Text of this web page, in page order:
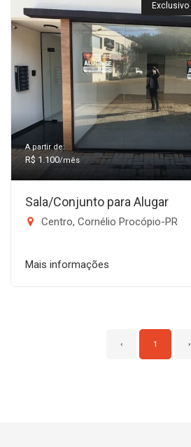
Exclusivo
A partir de:
R$ 1.100/mês
Sala/Conjunto para Alugar
Centro, Cornélio Procópio-PR
Mais informações
‹ 1 ›